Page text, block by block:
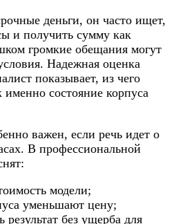
деньги, он часто ищет,
и получить сумму как
громкие обещания могут
Надежная оценка
показывает, из чего
именно состояние корпуса
важен, если речь идет о
В профессиональной
модели;
уменьшают цену;
без ущерба для